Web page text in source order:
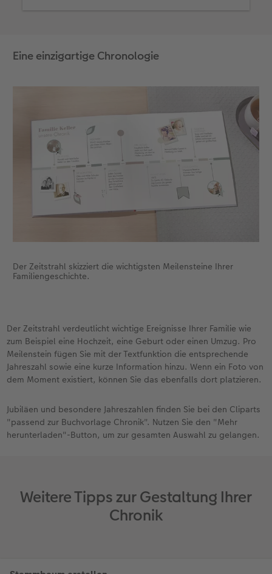
zur Buchvorlage Chronik". Mit diesen Cliparts
Eine einzigartige Chronologie
Der Zeitstrahl skizziert die wichtigsten Meilensteine Ihrer
Familiengeschichte.
Der Zeitstrahl verdeutlicht wichtige Ereignisse Ihrer Familie wie
zum Beispiel eine Hochzeit, eine Geburt oder einen Umzug. Pro
Meilenstein fügen Sie mit der Textfunktion die entsprechende
Jahreszahl sowie eine kurze Information hinzu. Wenn ein Foto von
dem Moment existiert, können Sie das ebenfalls dort platzieren.
Jubiläen und besondere Jahreszahlen finden Sie bei den Cliparts
"passend zur Buchvorlage Chronik". Nutzen Sie den "Mehr
herunterladen"-Button, um zur gesamten Auswahl zu gelangen.
Weitere Tipps zur Gestaltung Ihrer
Chronik